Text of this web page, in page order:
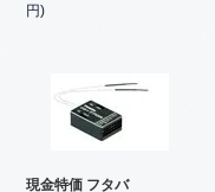
円)
現金特価 フタバ